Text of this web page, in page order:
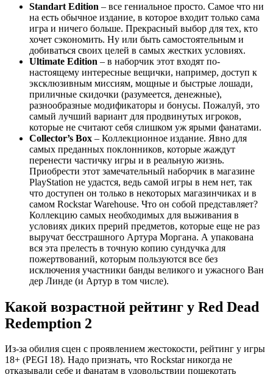
Standart Edition – все гениальное просто. Самое что ни
на есть обычное издание, в которое входит только сама
игра и ничего больше. Прекрасный выбор для тех, кто
хочет сэкономить. Ну или быть самостоятельным и
добиваться своих целей в самых жестких условиях.
Ultimate Edition – в наборчик этот входят по-
настоящему интересные вещички, например, доступ к
эксклюзивным миссиям, мощные и быстрые лошади,
приличные скидочки (разумеется, денежные),
разнообразные модификаторы и бонусы. Пожалуй, это
самый лучший вариант для продвинутых игроков,
которые не считают себя слишком уж ярыми фанатами.
Collector’s Box – Коллекционное издание. Явно для
самых преданных поклонников, которые жаждут
перенести частичку игры и в реальную жизнь.
Приобрести этот замечательный наборчик в магазине
PlayStation не удастся, ведь самой игры в нем нет, так
что доступен он только в некоторых магазинчиках и в
самом Rockstar Warehouse. Что он собой представляет?
Коллекцию самых необходимых для выживания в
условиях диких прерий предметов, которые еще не раз
выручат бесстрашного Артура Моргана. А упакована
вся эта прелесть в точную копию сундучка для
пожертвований, которым пользуются все без
исключения участники банды великого и ужасного Ван
дер Линде (и Артур в том числе).
Какой возрастной рейтинг у Red Dead
Redemption 2
Из-за обилия сцен с проявлением жестокости, рейтинг у игры
18+ (PEGI 18). Надо признать, что Rockstar никогда не
отказывали себе и фанатам в удовольствии пощекотать